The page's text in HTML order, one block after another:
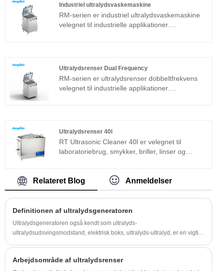
magnetostriktive struktur.
Industriel ultralydsvaskemaskine
RM-serien er industriel ultralydsvaskemaskine
velegnet til industrielle applikationer.
behov for fejlfinding på stedet. Industriel
ultralydsvaskemaskine kan bruges meget i
metalprodukter, bildele, elektronikrengøring,
Ultralydsrenser Dual Frequency
RM-serien er ultralydsrenser dobbeltfrekvens
velegnet til industrielle applikationer.
behov for fejlfinding på stedet. Ultralydsrenser
dobbeltfrekvens kan bruges meget i
metalprodukter, bildele, elektronikrengøring,
Ultralydsrenser 40l
RT Ultrasonic Cleaner 40l er velegnet til
laboratoriebrug, smykker, briller, linser og
Bridge Phase Shift-teknologi og udstyret med
LCD-display, timer, varmelegeme og så videre,
nem at betjene og ikke nødvendigt at debugge.
Det er meget brugt i metaldele, bildele,
elektronik og medicinsk industri osv.
Relateret Blog Anmeldelser
Definitionen af ​​ultralydsgeneratoren
Ultralydsgeneratoren også kendt som ultralyds-
ultralydsudsvingsmodstand, elektrisk boks, ultralyds-ultralyd, er en vigtig
Arbejdsområde af ultralydsrenser